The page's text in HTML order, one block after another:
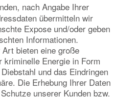
nach Angabe Ihrer
übermitteln wir
Expose und/oder geben
Informationen.
bieten eine große
kriminelle Energie in Form
und das Eindringen
Die Erhebung Ihrer Daten
unserer Kunden bzw.